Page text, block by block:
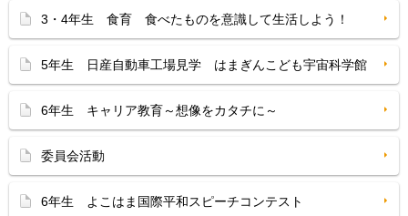
3・4年生 食育 食べたものを意識して生活しよう！
5年生 日産自動車工場見学 はまぎんこども宇宙科学館
6年生 キャリア教育～想像をカタチに～
委員会活動
6年生 よこはま国際平和スピーチコンテスト